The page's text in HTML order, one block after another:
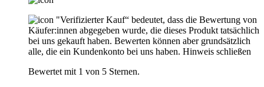
"Verifizierter Kauf“ bedeutet, dass die Bewertung von
Käufer:innen abgegeben wurde, die dieses Produkt tatsächlich
bei uns gekauft haben. Bewerten können aber grundsätzlich
alle, die ein Kundenkonto bei uns haben. Hinweis schließen
Bewertet mit 1 von 5 Sternen.